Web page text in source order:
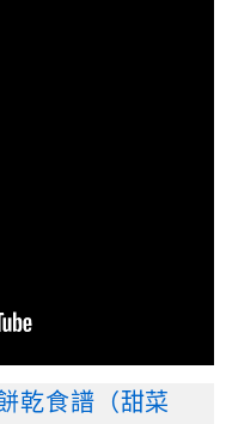
乾食譜（甜菜